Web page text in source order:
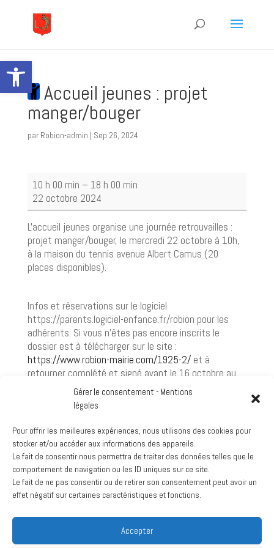
Ouvrir la barre d’outils
Gérer le consentement - Mentions
légales
Pour offrir les meilleures expériences, nous utilisons des cookies pour
stocker et/ou accéder aux informations des appareils.
Le fait de consentir nous permettra de traiter des données telles que le
comportement de navigation ou les ID uniques sur ce site.
Le fait de ne pas consentir ou de retirer son consentement peut avoir un
effet négatif sur certaines caractéristiques et fonctions.
Accepter
Accueil jeunes : projet
manger/bouger
par Robion-admin | Sep 26, 2024
Accueil
jeunes
manger/bouger
10 h 00 min – 18 h 00 min
22 octobre 2024
L'accueil jeunes organise une journée retrouvailles :
projet manger/bouger, le mercredi 22 octobre à 10h,
à la maison du tennis avenue Albert Camus (20
places disponibles).
Infos et réservations sur le logiciel
https://parents.logiciel-enfance.fr/robion pour les
adhérents. Si vous n'êtes pas encore inscrits le
dossier est à télécharger sur le site :
https://www.robion-mairie.com/1925-2/et à
retourner complété et signé avant le 16 octobre au
bureau périscolaire/ALSH groupe scolaire ou par mail :
accueil-jeunes@mairie-robion.fr
Maison du tennis
View Location
Google
Voir le calendrier complet
Archives